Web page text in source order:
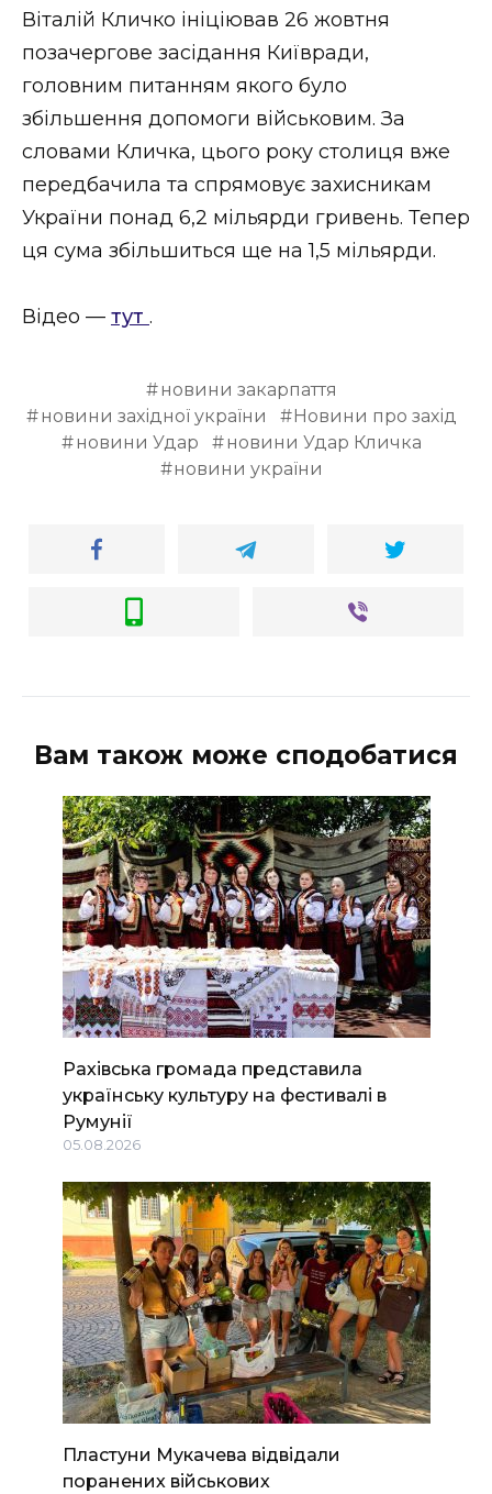
Віталій Кличко ініціював 26 жовтня
позачергове засідання Київради,
головним питанням якого було
збільшення допомоги військовим. За
словами Кличка, цього року столиця вже
передбачила та спрямовує захисникам
України понад 6,2 мільярди гривень. Тепер
ця сума збільшиться ще на 1,5 мільярди.
Відео — тут .
новини закарпаття
новини західної україни
Новини про захід
новини Удар
новини Удар Кличка
новини україни
Вам також може сподобатися
Рахівська громада представила
українську культуру на фестивалі в
Румунії
05.08.2026
Пластуни Мукачева відвідали
поранених військових